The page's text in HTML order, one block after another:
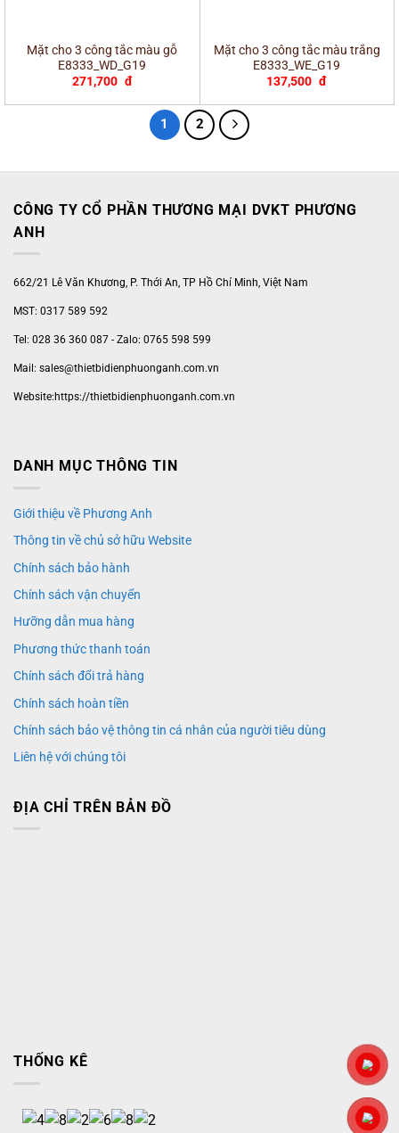
Mặt cho 3 công tắc màu gỗ
E8333_WD_G19
271,700 đ
Mặt cho 3 công tắc màu trắng
E8333_WE_G19
137,500 đ
1 2
CÔNG TY CỔ PHẦN THƯƠNG MẠI DVKT PHƯƠNG
ANH
662/21 Lê Văn Khương, P. Thới An, TP Hồ Chí Minh, Việt Nam
MST: 0317 589 592
Tel: 028 36 360 087 - Zalo: 0765 598 599
Mail: sales@thietbidienphuonganh.com.vn
Website:https://thietbidienphuonganh.com.vn
DANH MỤC THÔNG TIN
Giới thiệu về Phương Anh
Thông tin về chủ sở hữu Website
Chính sách bảo hành
Chính sách vận chuyển
Hưỡng dẫn mua hàng
Phương thức thanh toán
Chính sách đổi trả hàng
Chính sách hoàn tiền
Chính sách bảo vệ thông tin cá nhân của người tiêu dùng
Liên hệ với chúng tôi
ĐỊA CHỈ TRÊN BẢN ĐỒ
THỐNG KÊ